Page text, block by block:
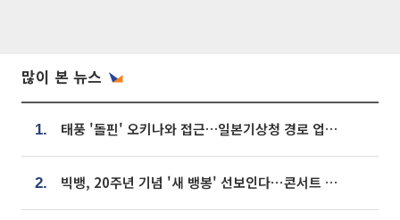
많이 본 뉴스
1. 태풍 '돌핀' 오키나와 접근…일본기상청 경로 업데이트
2. 빅뱅, 20주년 기념 '새 뱅봉' 선보인다⋯콘서트 앞두고 팝업 개최